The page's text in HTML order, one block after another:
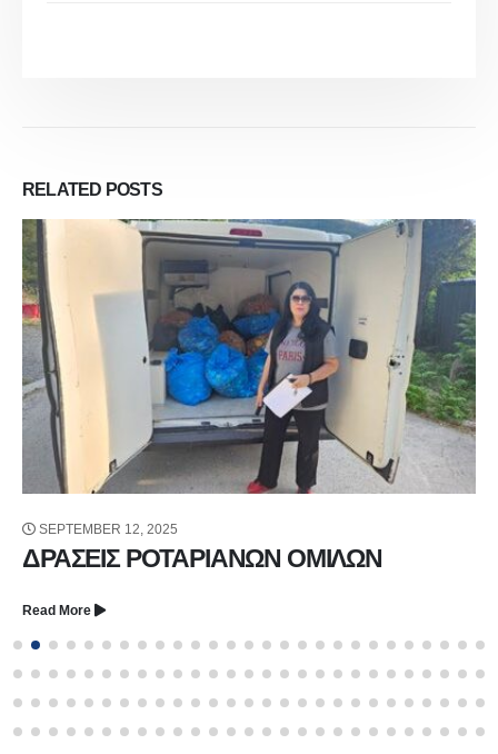
RELATED POSTS
SEPTEMBER 12, 2025
ΔΡΑΣΕΙΣ ΡΟΤΑΡΙΑΝΩΝ ΟΜΙΛΩΝ
Read More